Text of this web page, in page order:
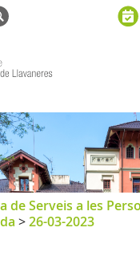
de
de Serveis a les
>26-03-2023